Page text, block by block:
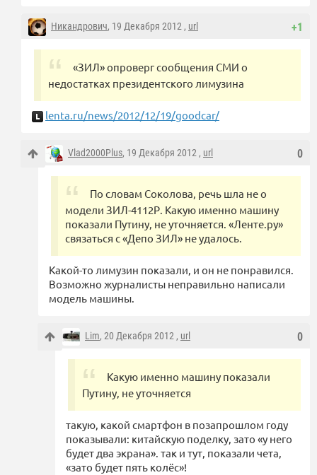
+1
Никандрович, 19 Декабря 2012 , url
«ЗИЛ» опроверг сообщения СМИ о
недостатках президентского лимузина
lenta.ru/news/2012/12/19/goodcar/
0
Vlad2000Plus, 19 Декабря 2012 , url
По словам Соколова, речь шла не о
модели ЗИЛ-4112Р. Какую именно машину
показали Путину, не уточняется. «Ленте.ру»
связаться с «Депо ЗИЛ» не удалось.
Какой-то лимузин показали, и он не понравился.
Возможно журналисты неправильно написали
модель машины.
0
Lim, 20 Декабря 2012 , url
Какую именно машину показали
Путину, не уточняется
такую, какой смартфон в позапрошлом году
показывали: китайскую поделку, зато «у него
будет два экрана». так и тут, показали чета,
«зато будет пять колёс»!